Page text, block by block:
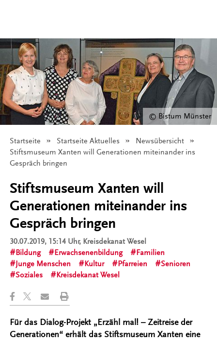
© Bistum Münster
Startseite Startseite Aktuelles
Newsübersicht
Angezeigt:
Stiftsmuseum Xanten will Generationen miteinander ins
Gespräch bringen
Stiftsmuseum Xanten will
Generationen miteinander ins
Gespräch bringen
30.07.2019, 15:14 Uhr, Kreisdekanat Wesel
Bildung
Erwachsenenbildung
Familien
Junge Menschen
Kultur Pfarreien
Senioren
Soziales
Kreisdekanat Wesel
Für das Dialog-Projekt „Erzähl mal! – Zeitreise der
Generationen“ erhält das Stiftsmuseum Xanten eine